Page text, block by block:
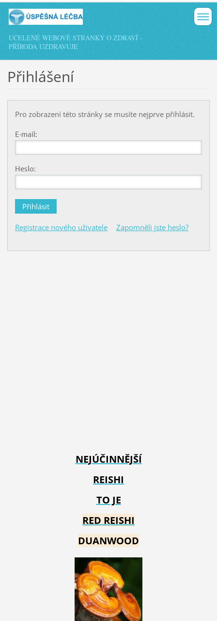
UCELENÉ WEBOVÉ STRÁNKY O ZDRAVÍ -
PŘÍRODA UZDRAVUJE
Přihlášení
Pro zobrazení této stránky se musíte nejprve přihlásit.
E-mail:
Heslo:
Registrace nového uživatele Zapomněli jste heslo?
NEJÚČINNĚJŠÍ
REISHI
TO JE
RED REISHI
DUANWOOD